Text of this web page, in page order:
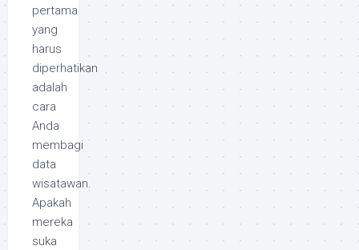
pertama
yang
harus
diperhatikan
adalah
cara
Anda
membagi
data
wisatawan.
Apakah
mereka
suka